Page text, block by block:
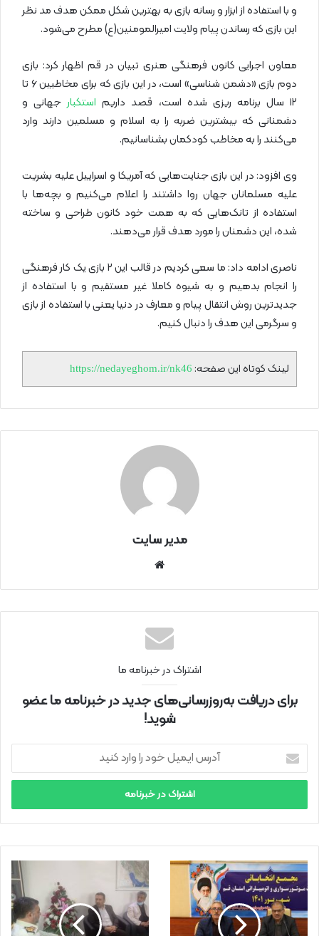
و با استفاده از ابزار و رسانه‌ بازی به بهترین شکل ممکن هدف مد نظر
این بازی که رساندن پیام ولایت امیرالمومنین(ع) مطرح می‌شود.
معاون اجرایی کانون فرهنگی هنری تبیان در قم اظهار کرد: بازی
دوم بازی «دشمن شناسی» است، در این بازی که برای مخاطبین ۶ تا
۱۲ سال برنامه ریزی شده است، قصد داریم
استکبارجهانی و
دشمنانی که بیشترین ضربه را به اسلام و مسلمین دارند وارد
می‌کنند را به مخاطب کودکمان بشناسانیم.
وی افزود: در این بازی جنایت‌هایی که آمریکا و اسراییل علیه بشریت
علیه مسلمانان جهان روا داشتند را اعلام می‌کنیم و بچه‌ها با
استفاده از تانک‌هایی که به همت خود کانون طراحی و ساخته
شده، این دشمنان را مورد هدف قرار می‌دهند.
ناصری ادامه داد: ما سعی کردیم در قالب این ۲ بازی یک کار فرهنگی
را انجام بدهیم و به شیوه کاملا غیر مستقیم و با استفاده از
جدیدترین روش انتقال پیام و معارف در دنیا یعنی با استفاده از بازی
و سرگرمی این هدف را دنبال کنیم.
لینک کوتاه این صفحه: https://nedayeghom.ir/nk46
مدیر سایت
نتی
اشتراک در خبرنامه ما
برای دریافت به‌روزرسانی‌های جدید در خبرنامه ما عضو
شوید!
ر
ا
ی
ل
خ
د
ر